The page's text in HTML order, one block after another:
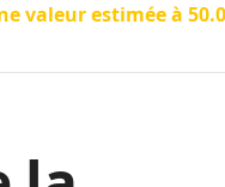
valeur estimée à